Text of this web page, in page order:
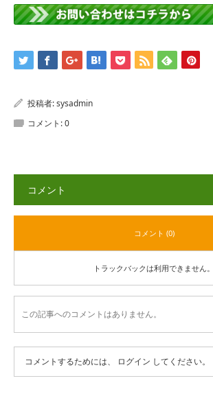
投稿者:sysadmin
コメント:0
コメント
コメント (0)
トラックバックは利用できません。
この記事へのコメントはありません。
コメントするためには、 ログイン してください。